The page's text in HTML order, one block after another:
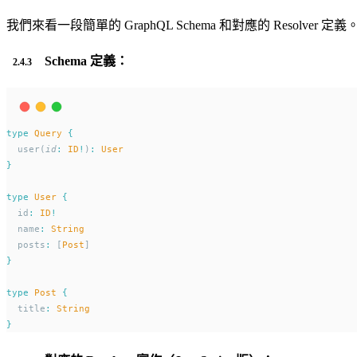
我們來看一段簡單的 GraphQL Schema 和對應的 Resolver 定義
Schema 定義：
type Query
{
  user(
id: ID ! ) :
User
}
type User {
  id
: ID !
  name
:
String
  posts
: [ Post ]
}
type Post
{
  title
:
String
}